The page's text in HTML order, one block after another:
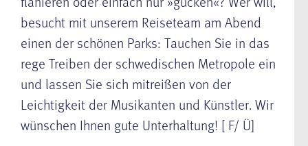
besucht mit unserem Reiseteam am Abend
einen der schönen Parks: Tauchen Sie in das
rege Treiben der schwedischen Metropole ein
und lassen Sie sich mitreißen von der
Leichtigkeit der Musikanten und Künstler. Wir
wünschen Ihnen gute Unterhaltung! [ F/ Ü]